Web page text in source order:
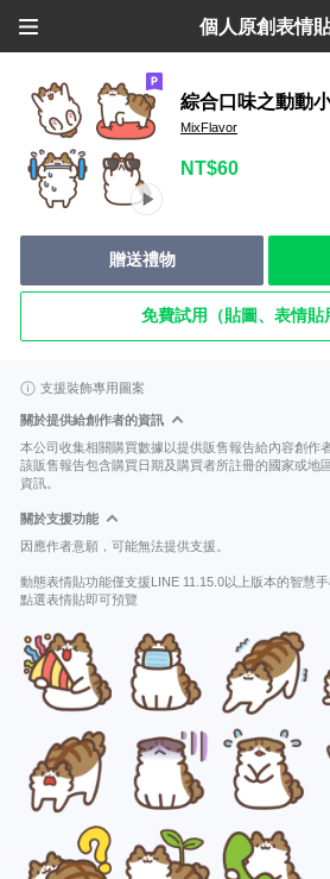
個人原創表情
綜合口味之動動
MixFlavor
NT$60
贈送禮物
免費試用（貼圖、表情貼
支援裝飾專用圖案
關於提供給創作者的資訊
本公司收集相關購買數據以提供販售報告給內容創作者
該販售報告包含購買日期及購買者所註冊的國家或地
資訊。
關於支援功能
因應作者意願，可能無法提供支援。
動態表情貼功能僅支援LINE 11.15.0以上版本的智慧
點選表情貼即可預覽